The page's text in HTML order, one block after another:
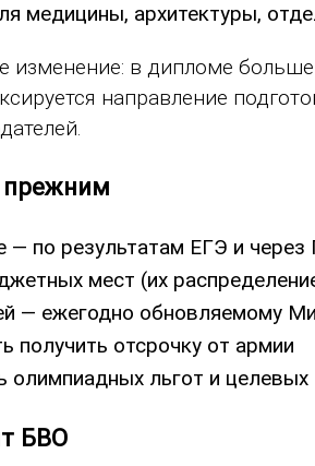
медицины, архитектуры,
в дипломе больше
направление
прежним
— по результатам ЕГЭ и через
мест (их
— ежегодно обновляемому
получить отсрочку от армии
олимпиадных льгот и целевых
БВО